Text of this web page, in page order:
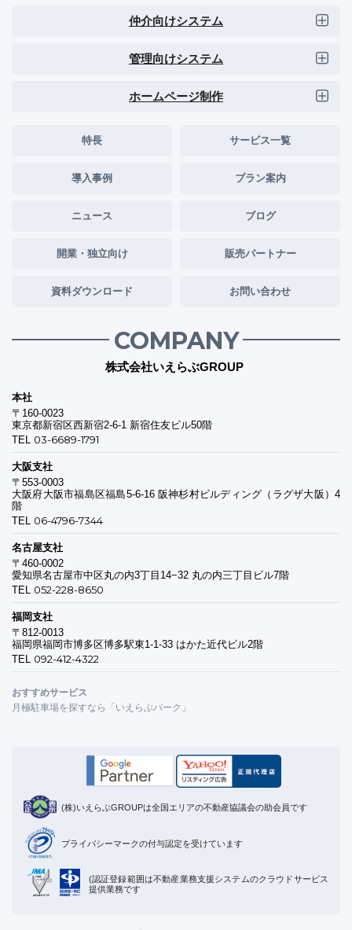
仲介向けシステム
管理向けシステム
ホームページ制作
特長 サービス一覧
導入事例 プラン案内
ニュース ブログ
開業・独立向け 販売パートナー
資料ダウンロード お問い合わせ
COMPANY
株式会社いえらぶGROUP
本社
〒160-0023
東京都新宿区西新宿2-6-1 新宿住友ビル50階
TEL 03-6689-1791
大阪支社
〒553-0003
大阪府大阪市福島区福島5-6-16 阪神杉村ビルディング（ラグザ大阪）4
階
TEL 06-4796-7344
名古屋支社
〒460-0002
愛知県名古屋市中区丸の内3丁目14−32 丸の内三丁目ビル7階
TEL 052-228-8650
福岡支社
〒812-0013
福岡県福岡市博多区博多駅東1-1-33 はかた近代ビル2階
TEL 092-412-4322
おすすめサービス
月極駐車場を探すなら「いえらぶパーク」
(株)いえらぶGROUPは全国エリアの不動産協議会の助会員です
プライバシーマークの付与認定を受けています
(認証登録範囲は不動産業務支援システムのクラウドサービス
提供業務です